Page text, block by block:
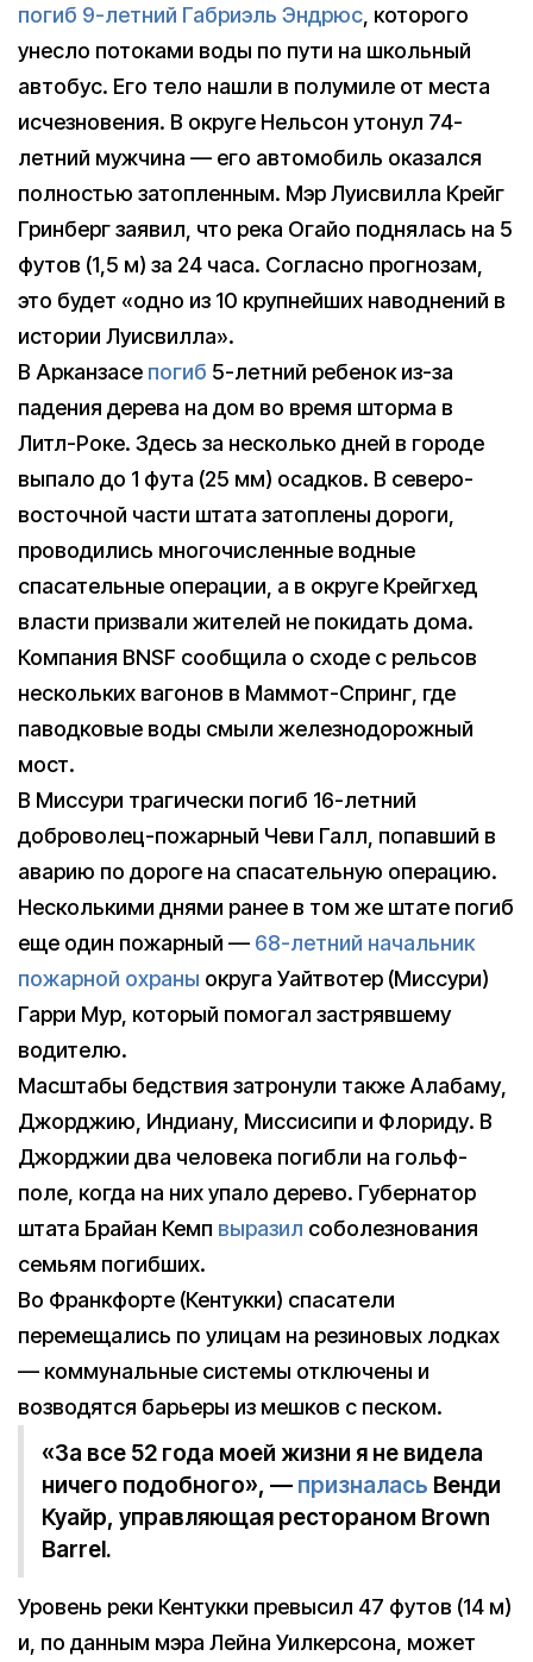
погиб 9-летний Габриэль Эндрюс, которого
унесло потоками воды по пути на школьный
автобус. Его тело нашли в полумиле от места
исчезновения. В округе Нельсон утонул 74-
летний мужчина — его автомобиль оказался
полностью затопленным. Мэр Луисвилла Крейг
Гринберг заявил, что река Огайо поднялась на 5
футов (1,5 м) за 24 часа. Согласно прогнозам,
это будет «одно из 10 крупнейших наводнений в
истории Луисвилла».
В Арканзасе погиб 5-летний ребенок из-за
падения дерева на дом во время шторма в
Литл-Роке. Здесь за несколько дней в городе
выпало до 1 фута (25 мм) осадков. В северо-
восточной части штата затоплены дороги,
проводились многочисленные водные
спасательные операции, а в округе Крейгхед
власти призвали жителей не покидать дома.
Компания BNSF сообщила о сходе с рельсов
нескольких вагонов в Маммот-Спринг, где
паводковые воды смыли железнодорожный
мост.
В Миссури трагически погиб 16-летний
доброволец-пожарный Чеви Галл, попавший в
аварию по дороге на спасательную операцию.
Несколькими днями ранее в том же штате погиб
еще один пожарный — 68-летний начальник
пожарной охраны округа Уайтвотер (Миссури)
Гарри Мур, который помогал застрявшему
водителю.
Масштабы бедствия затронули также Алабаму,
Джорджию, Индиану, Миссисипи и Флориду. В
Джорджии два человека погибли на гольф-
поле, когда на них упало дерево. Губернатор
штата Брайан Кемп выразил соболезнования
семьям погибших.
Во Франкфорте (Кентукки) спасатели
перемещались по улицам на резиновых лодках
— коммунальные системы отключены и
возводятся барьеры из мешков с песком.
«За все 52 года моей жизни я не видела
ничего подобного», — призналась Венди
Куайр, управляющая рестораном Brown
Barrel.
Уровень реки Кентукки превысил 47 футов (14 м)
и, по данным мэра Лейна Уилкерсона, может